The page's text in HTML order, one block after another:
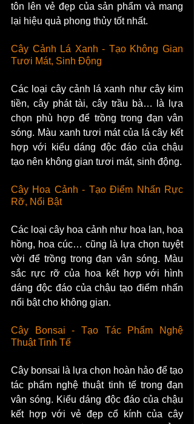
tôn lên vẻ đẹp của sản phẩm và mang
lại hiệu quả phong thủy tốt nhất.
Cây Cảnh Lá Xanh - Tạo Không Gian
Tươi Mát, Sinh Động
Các loại cây cảnh lá xanh như cây kim
tiền, cây phát tài, cây trầu bà… là lựa
chọn phù hợp để trồng trong đạn vân
sóng. Màu xanh tươi mát của lá cây kết
hợp với kiểu dáng độc đáo của chậu
tạo nên không gian tươi mát, sinh động.
Cây Hoa Cảnh - Tạo Điểm Nhấn Rực
Rỡ, Nổi Bật
Các loại cây hoa cảnh như hoa lan, hoa
hồng, hoa cúc… cũng là lựa chọn tuyệt
vời để trồng trong đạn vân sóng. Màu
sắc rực rỡ của hoa kết hợp với hình
dáng độc đáo của chậu tạo điểm nhấn
nổi bật cho không gian.
Cây Bonsai - Tạo Tác Phẩm Nghệ
Thuật Tinh Tế
Cây bonsai là lựa chọn hoàn hảo để tạo
tác phẩm nghệ thuật tinh tế trong đạn
vân sóng. Kiểu dáng độc đáo của chậu
kết hợp với vẻ đẹp cổ kính của cây